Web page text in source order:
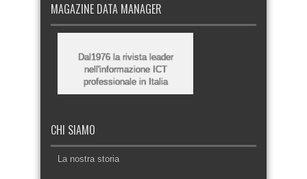
MAGAZINE DATA MANAGER
Dal1976 la rivista leader
nell'informazione ICT
professionale in Italia
CHI SIAMO
La nostra storia